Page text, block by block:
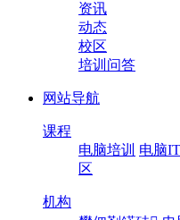
资讯
动态
校区
培训问答
网站导航
课程
电脑培训 电脑IT
区
机构